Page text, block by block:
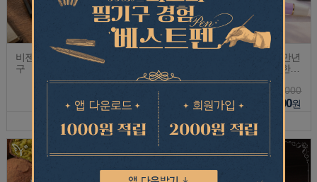
비젠 펜트레이 5/6
구
59,900 원
콜라보 볼펜 The art
of writing 에디션
72,000원
나가사와 고베 만년
필 무궁화 14K 한국
스페셜 에디션
650,000
487,500원
10%